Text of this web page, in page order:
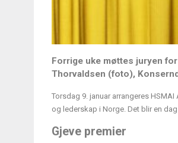
Forrige uke møttes juryen
Thorvaldsen (foto),
Torsdag 9. januar arrangeres
og lederskap i Norge. Det blir en
Gjeve premier